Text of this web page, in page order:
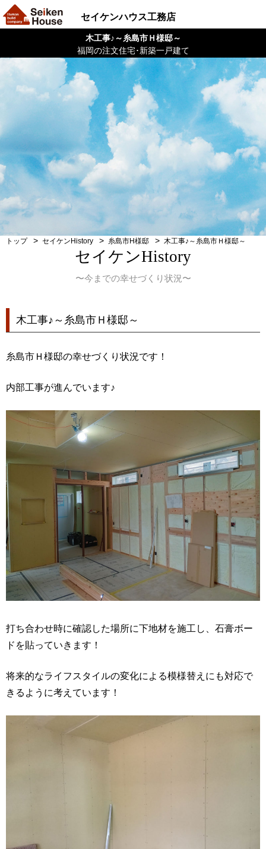
木工事♪～糸島市Ｈ様邸～
福岡の注文住宅･新築一戸建て
セイケンハウス工務店
トップ セイケンHistory 糸島市H様邸 木工事♪～糸島市Ｈ様邸～
セイケンHistory
〜今までの幸せづくり状況〜
木工事♪～糸島市Ｈ様邸～
糸島市Ｈ様邸の幸せづくり状況です！
内部工事が進んでいます♪
打ち合わせ時に確認した場所に下地材を施工し、石膏ボー
ドを貼っていきます！
将来的なライフスタイルの変化による模様替えにも対応で
きるように考えています！